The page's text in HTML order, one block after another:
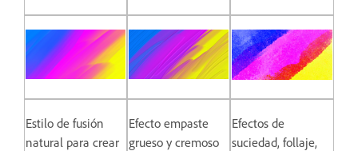
Estilo de fusión
natural para crear
Efecto empaste
grueso y cremoso
Efectos de
suciedad, follaje,